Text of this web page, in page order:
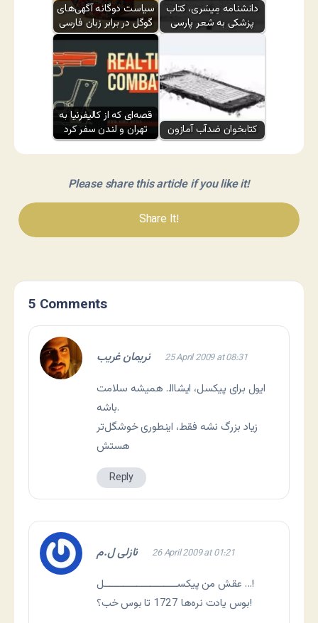
سیاست دوگانه آگهی‌های
گوگل در برابر زبان فارسی
دانشنامه مِیسَری، کتاب
پزشکی به شعر پارسی
قصه‌ای که از کالیفرنیا به
تهران و لندن سفر کرد
کتابخوان ضدآب آمازون
Please share this article if you like it!
Share It!
5 Comments
نريمان غريب 25 April 2009 at 08:31
ایول برای پیکسل، ایشااا.. همیشه سلامت
باشه.
زیاد بزرگ نشه فقط، اینطوری خوشگل‌تر
هستش
Reply
نازلی ل.م 26 April 2009 at 01:21
عقش من پیکســـــــــــــــــــــــــــل …!
بوس یادت نره‌ها 1727 تا بوس خب؟!